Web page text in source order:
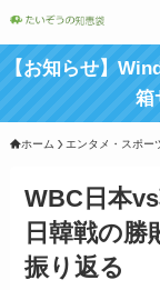
【お知らせ】
箱
ホーム エンタメ・スポー
WBC日本
日韓戦の
振り返る